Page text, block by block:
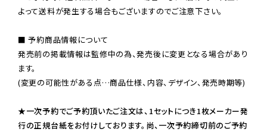
よって送料が発生する場合もございますのでご注意下さい。
■ 予約商品情報について
発売前の掲載情報は監修中の為、発売後に変更となる場合があり
ます。
(変更の可能性がある点…商品仕様、内容、デザイン、発売時期等)
★一次予約でご予約頂いたご注文は、1セットにつき1枚メーカー発
行の正規台紙をお付けしております。尚、一次予約締切前のご予約